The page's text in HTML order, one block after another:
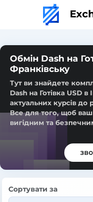
Обмін Dash на
Франківську
Тут ви знайдете
Dash на Готівка USD в
актуальних курсів до
Все для того, щоб
вигідним та
Сортувати за